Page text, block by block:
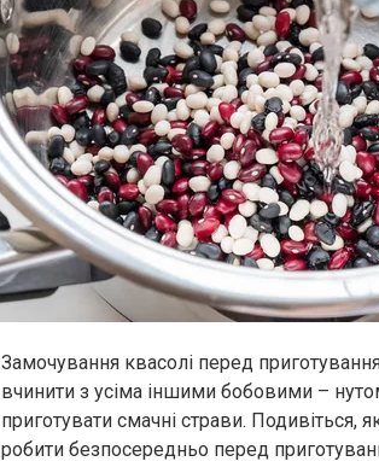
Замочування квасолі перед
вчинити з усіма іншими бобовими –
приготувати смачні страви. Подивіться,
робити безпосередньо перед